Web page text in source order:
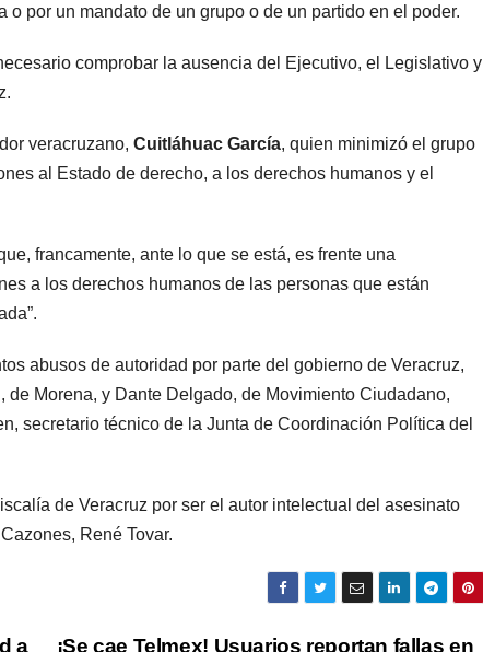
por un mandato de un grupo o de un partido en el poder.
comprobar la ausencia del Ejecutivo, el Legislativo y
veracruzano, Cuitláhuac García, quien minimizó el grupo
al Estado de derecho, a los derechos humanos y el
francamente, ante lo que se está, es frente una
a los derechos humanos de las personas que están
abusos de autoridad por parte del gobierno de Veracruz,
Morena, y Dante Delgado, de Movimiento Ciudadano,
secretario técnico de la Junta de Coordinación Política del
de Veracruz por ser el autor intelectual del asesinato
René Tovar.
¡Se cae Telmex! Usuarios reportan fallas en
a